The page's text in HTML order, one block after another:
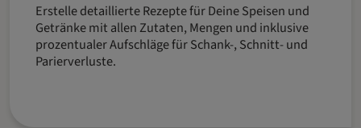
Erstelle detaillierte Rezepte für Deine Speisen und
Getränke mit allen Zutaten, Mengen und inklusive
prozentualer Aufschläge für Schank-, Schnitt- und
Parierverluste.